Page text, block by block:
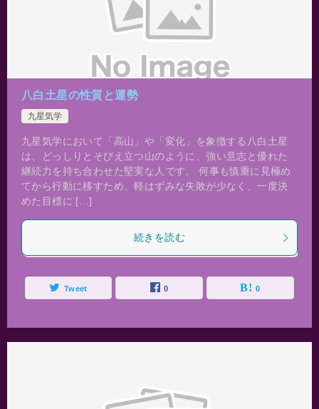
八白土星の性質と運勢
九星気学
九星気学において「高山」や「変化」を象徴する八白土星
は、どっしりとそびえ立つ山のように、強い意志と優れた
継続力を持ち合わせた堅実な人です。 何事も慎重に見極め
てから行動に移すため、軽はずみな失敗が少なく、一度決
めた目標に […]
続きを読む
Tweet 0 0